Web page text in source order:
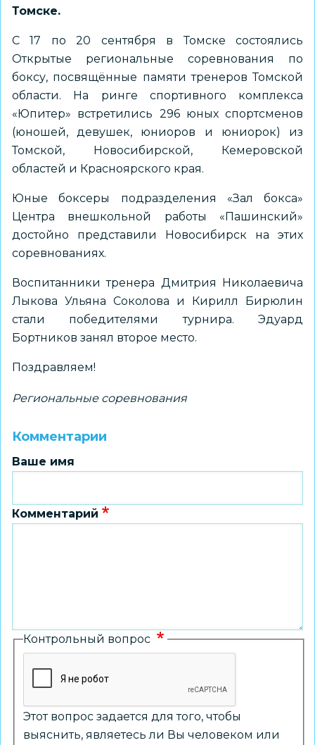
Томске.
С 17 по 20 сентября в Томске состоялись
Открытые региональные соревнования по
боксу, посвящённые памяти тренеров Томской
области. На ринге спортивного комплекса
«Юпитер» встретились 296 юных спортсменов
(юношей, девушек, юниоров и юниорок) из
Томской, Новосибирской, Кемеровской
областей и Красноярского края.
Юные боксеры подразделения «Зал бокса»
Центра внешкольной работы «Пашинский»
достойно представили Новосибирск на этих
соревнованиях.
Воспитанники тренера Дмитрия Николаевича
Лыкова Ульяна Соколова и Кирилл Бирюлин
стали победителями турнира. Эдуард
Бортников занял второе место.
Поздравляем!
Региональные соревнования
Комментарии
Ваше имя
Комментарий
Контрольный вопрос
Этот вопрос задается для того, чтобы
выяснить, являетесь ли Вы человеком или